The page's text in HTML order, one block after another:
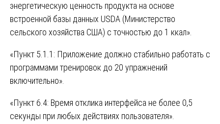
энергетическую ценность продукта на основе
встроенной базы данных USDA (Министерство
сельского хозяйства США) с точностью до 1 ккал».
«Пункт 5.1.1: Приложение должно стабильно работать с
программами тренировок до 20 упражнений
включительно».
«Пункт 6.4: Время отклика интерфейса не более 0,5
секунды при любых действиях пользователя».